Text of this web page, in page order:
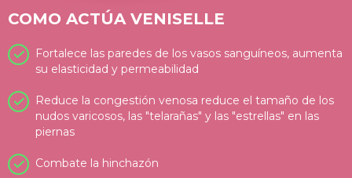
COMO ACTÚA VENISELLE
Fortalece las paredes de los vasos sanguíneos, aumenta
su elasticidad y permeabilidad
Reduce la congestión venosa reduce el tamaño de los
nudos varicosos, las "telarañas" y las "estrellas" en las
piernas
Combate la hinchazón